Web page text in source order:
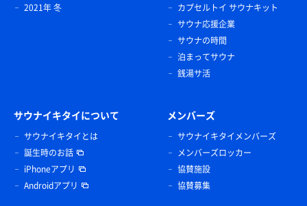
2021年 冬
カプセルトイ サウナキット
サウナ応援企業
サウナの時間
泊まってサウナ
銭湯サ活
サウナイキタイについて
サウナイキタイとは
誕生時のお話
iPhoneアプリ
Androidアプリ
メンバーズ
サウナイキタイメンバーズ
メンバーズロッカー
協賛施設
協賛募集